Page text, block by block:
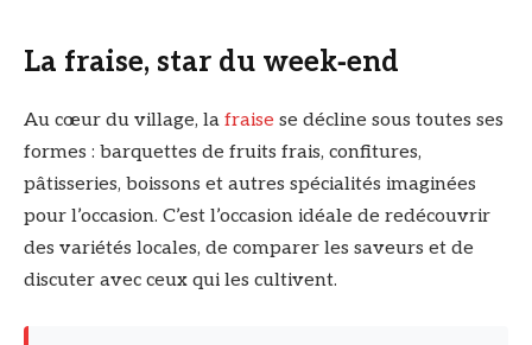
La fraise, star du week‑end
Au cœur du village, la fraise se décline sous toutes ses
formes : barquettes de fruits frais, confitures,
pâtisseries, boissons et autres spécialités imaginées
pour l’occasion. C’est l’occasion idéale de redécouvrir
des variétés locales, de comparer les saveurs et de
discuter avec ceux qui les cultivent.